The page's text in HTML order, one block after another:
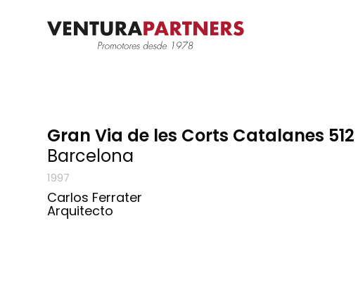
Gran Via de les Corts Catalanes 512
Barcelona
1997
Carlos Ferrater
Arquitecto